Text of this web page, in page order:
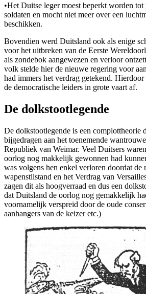
•Het Duitse leger moest beperkt worden
soldaten en mocht niet meer over een
beschikken.
Bovendien werd Duitsland ook als enige
voor het uitbreken van de Eerste
als zondebok aangewezen en verloor
volk stelde hier de nieuwe regering voor
had immers het verdrag getekend.
de democratische leiders in grote vaart af.
De dolkstootlegende
De dolkstootlegende is een complottheorie
bijgedragen aan het toenemende
Republiek van Weimar. Veel Duitsers
oorlog nog makkelijk gewonnen had
was volgens hen enkel verloren doordat de
wapenstilstand en het Verdrag van
zagen dit als hoogverraad en dus een
dat Duitsland de oorlog nog gemakkelijk
voornamelijk verspreid door de oude
aanhangers van de keizer etc.)